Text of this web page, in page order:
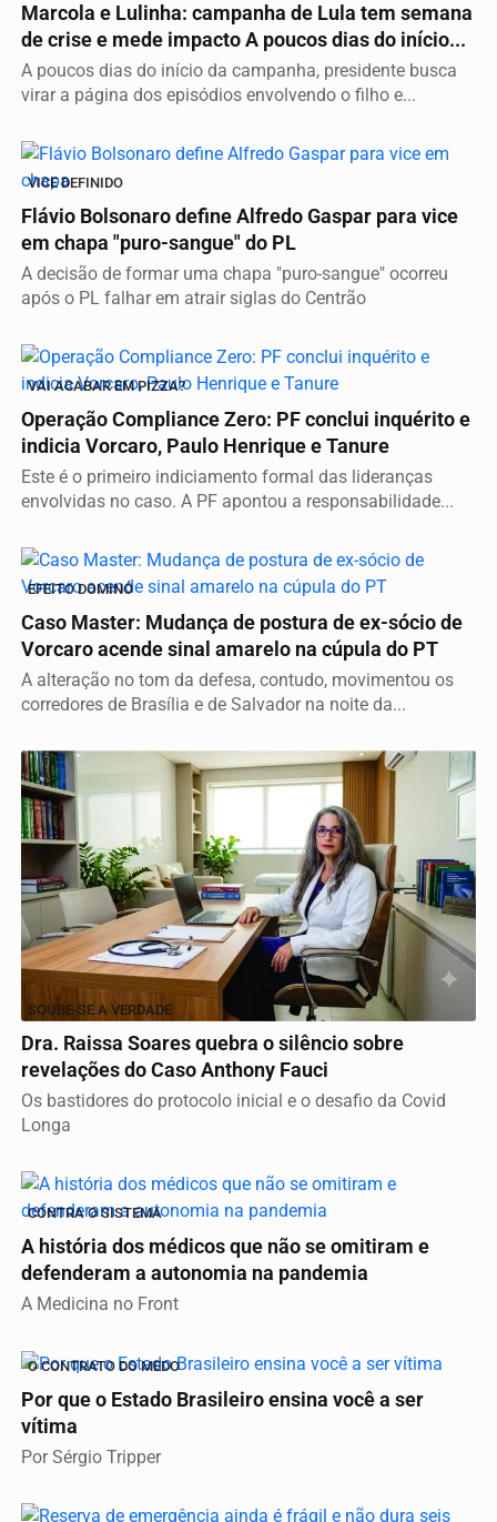
Marcola e Lulinha: campanha de Lula tem semana
de crise e mede impacto A poucos dias do início...
A poucos dias do início da campanha, presidente busca
virar a página dos episódios envolvendo o filho e...
VICE DEFINIDO
Flávio Bolsonaro define Alfredo Gaspar para vice
em chapa "puro-sangue" do PL
A decisão de formar uma chapa "puro-sangue" ocorreu
após o PL falhar em atrair siglas do Centrão
VAI ACABAR EM PIZZA?
Operação Compliance Zero: PF conclui inquérito e
indicia Vorcaro, Paulo Henrique e Tanure
Este é o primeiro indiciamento formal das lideranças
envolvidas no caso. A PF apontou a responsabilidade...
EFEITO DOMINÓ
Caso Master: Mudança de postura de ex-sócio de
Vorcaro acende sinal amarelo na cúpula do PT
A alteração no tom da defesa, contudo, movimentou os
corredores de Brasília e de Salvador na noite da...
SOUBE-SE A VERDADE
Dra. Raissa Soares quebra o silêncio sobre
revelações do Caso Anthony Fauci
Os bastidores do protocolo inicial e o desafio da Covid
Longa
CONTRA O SISTEMA
A história dos médicos que não se omitiram e
defenderam a autonomia na pandemia
A Medicina no Front
O CONTRATO DO MEDO
Por que o Estado Brasileiro ensina você a ser
vítima
Por Sérgio Tripper